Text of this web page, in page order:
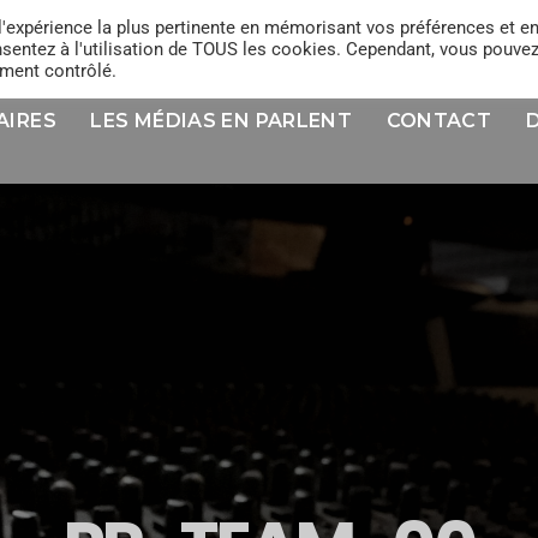
LES MÉDIAS EN PARLENT CONTACT
la plus pertinente en mémorisant vos préférences et en
à l'utilisation de TOUS les cookies. Cependant, vous pouvez
contrôlé.